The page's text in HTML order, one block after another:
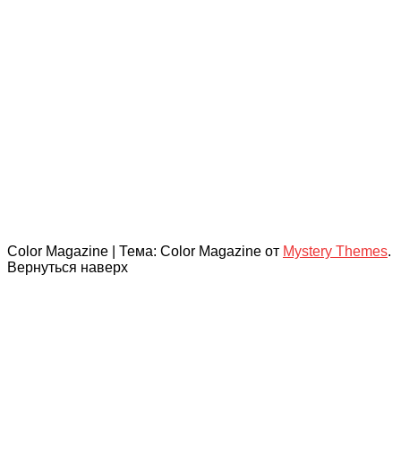
Color Magazine Тема: Color Magazine от Mystery Themes.
Вернуться наверх